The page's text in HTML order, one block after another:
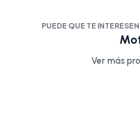
PUEDE QUE TE
Ver más